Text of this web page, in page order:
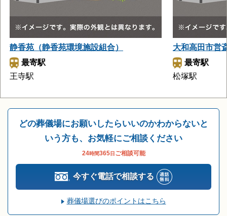
静香苑（静香苑環境施設組合）
最寄駅
王寺駅
大和高田市営
最寄駅
松塚駅
どの葬儀場にお願いしたらいいのかわからないと
いう方も、お気軽にご相談ください
24時間365日 ご相談可能
今すぐ電話で相談する
葬儀場選びのポイントはこちら